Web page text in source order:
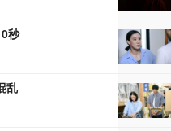
秒
乱